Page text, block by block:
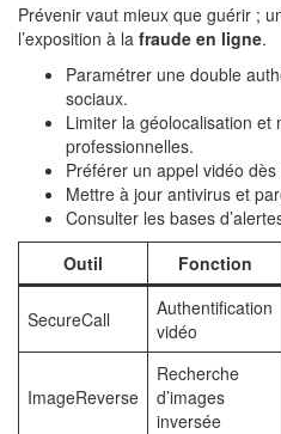
Prévenir vaut mieux que guérir ;
l’exposition à la fraude en ligne.
Paramétrer une double
sociaux.
Limiter la géolocalisation
professionnelles.
Préférer un appel vidéo
Mettre à jour antivirus et
Consulter les bases
Outil
Fonction
SecureCall
Authentification
vidéo
ImageReverse
Recherche
d’images
inversée